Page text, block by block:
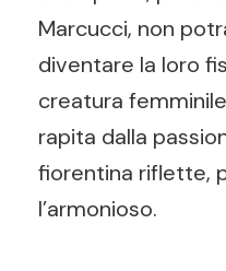
Marcucci, non
diventare la loro
creatura
rapita dalla
fiorentina riflette,
l’armonioso.